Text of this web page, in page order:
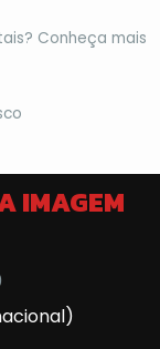
Conheça mais
IMAGEM